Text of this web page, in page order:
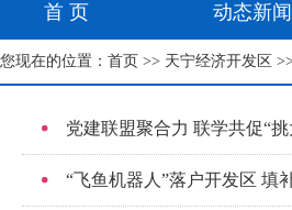
首 页 动态新闻
您现在的位置： 首页 >> 天宁经济开发区
党建联盟聚合力 联学共促“挑
“飞鱼机器人”落户开发区 填